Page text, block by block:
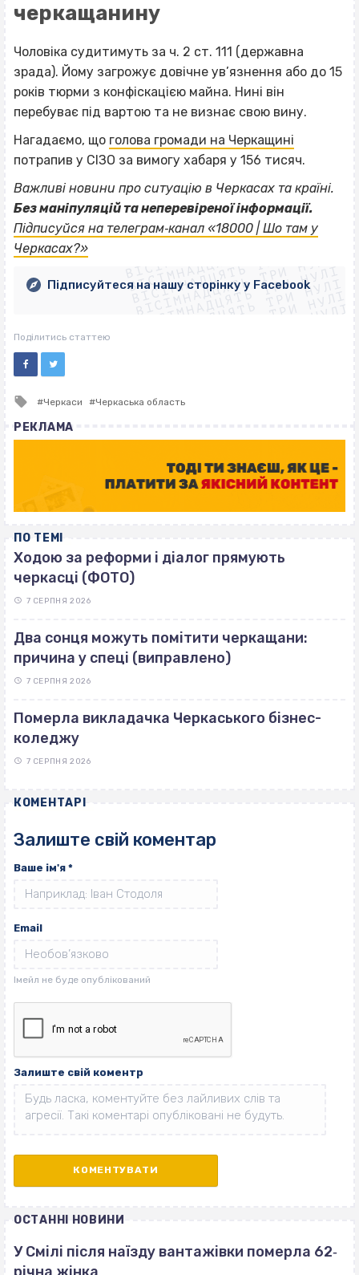
черкащанину
Чоловіка судитимуть за ч. 2 ст. 111 (державна
зрада). Йому загрожує довічне ув’язнення або до 15
років тюрми з конфіскацією майна. Нині він
перебуває під вартою та не визнає свою вину.
Нагадаємо, що голова громади на Черкащині
потрапив у СІЗО за вимогу хабаря у 156 тисяч.
Важливі новини про ситуацію в Черкасах та країні.
Без маніпуляцій та неперевіреної інформації.
Підписуйся на телеграм‐канал «18000 | Шо там у
Черкасах?»
ВІСІМНАДЦЯТЬ ТРИ НУЛІ
ВІСІМНАДЦЯТЬ ТРИ НУЛІ
ВІСІМНАДЦЯТЬ ТРИ НУЛІ
ВІСІМНАДЦЯТЬ ТРИ НУЛІ
ВІСІМНАДЦЯТЬ ТРИ НУЛІ
ВІСІМНАДЦЯТЬ ТРИ НУЛІ
ВІСІМНАДЦЯТЬ ТРИ НУЛІ
ВІСІМНАДЦЯТЬ ТРИ НУЛІ
Підписуйтеся на нашу сторінку у Facebook
Поділитись статтею
Tagged
Черкаси Черкаська область
РЕКЛАМА
ПО ТЕМІ
Ходою за реформи і діалог прямують
черкасці (ФОТО)
7 СЕРПНЯ 2026
Два сонця можуть помітити черкащани:
причина у спеці (виправлено)
7 СЕРПНЯ 2026
Померла викладачка Черкаського бізнес-
коледжу
7 СЕРПНЯ 2026
КОМЕНТАРІ
Залиште свій коментар
Ваше ім'я *
Email
Залиште свій коментр
ОСТАННІ НОВИНИ
У Смілі після наїзду вантажівки померла 62‐
річна жінка